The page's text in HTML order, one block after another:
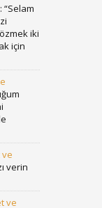
: “Selam
iki
için
verin
ve